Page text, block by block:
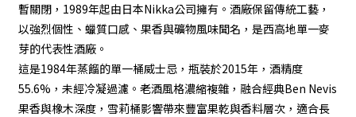
暫關閉，1989年起由日本Nikka公司擁有。酒廠保留傳統工藝，
以強烈個性、蠟質口感、果香與礦物風味聞名，是西高地單一麥
芽的代表性酒廠。
這是1984年蒸餾的單一桶威士忌，瓶裝於2015年，酒精度
55.6%，未經冷凝過濾。老酒風格濃縮複雜，融合經典Ben Nevis
果香與橡木深度，雪莉桶影響帶來豐富果乾與香料層次，適合長